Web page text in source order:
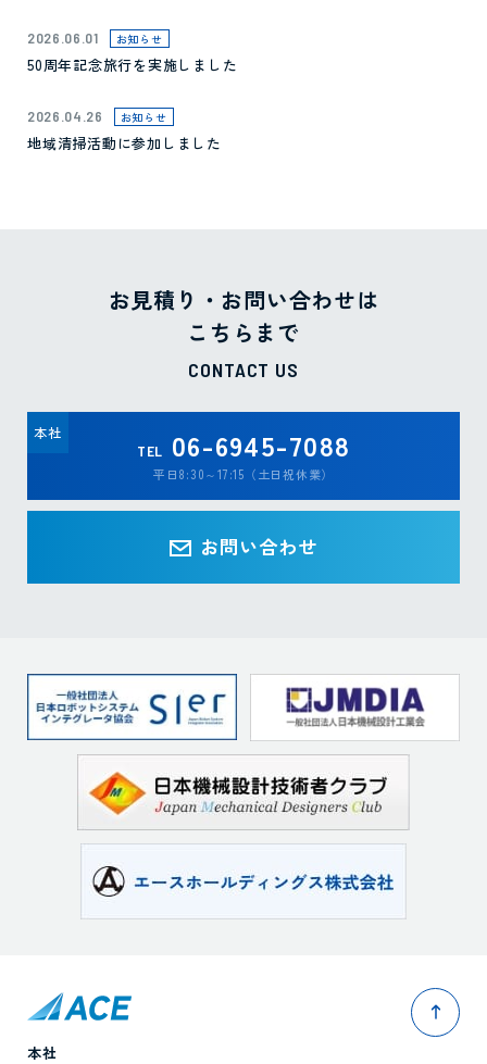
2026.06.01 お知らせ
50周年記念旅行を実施しました
2026.04.26 お知らせ
地域清掃活動に参加しました
お見積り・お問い合わせは
こちらまで
CONTACT US
本社
TEL 06-6945-7088
平日8:30～17:15（土日祝休業）
お問い合わせ
本社